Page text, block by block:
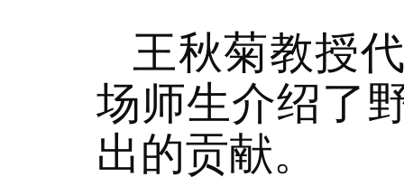
王秋菊教授
场师生介绍了
出的贡献。